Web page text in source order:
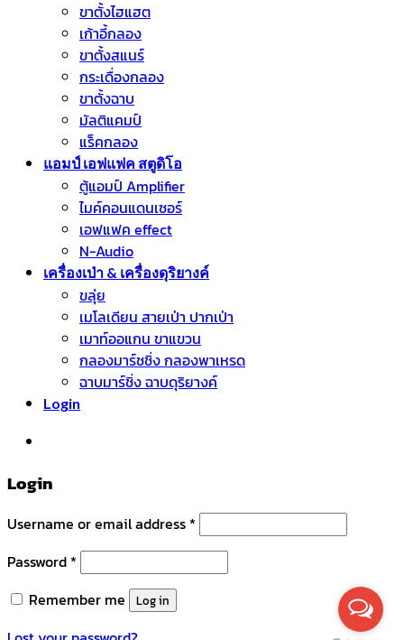
ขาตั้งไฮแฮต
เก้าอี้กลอง
ขาตั้งสแนร์
กระเดื่องกลอง
ขาตั้งฉาบ
มัลติแคมป์
แร็คกลอง
แอมป์ เอฟแฟค สตูดิโอ
ตู้แอมป์ Amplifier
ไมค์คอนแดนเซอร์
เอฟแฟค effect
N-Audio
เครื่องเป่า & เครื่องดุริยางค์
ขลุ่ย
เมโลเดียน สายเป่า ปากเป่า
เมาท์ออแกน ขาแขวน
กลองมาร์ชชิ่ง กลองพาเหรด
ฉาบมาร์ชิ่ง ฉาบดุริยางค์
Login
Login
Username or email address *
Password *
Remember me
Log in